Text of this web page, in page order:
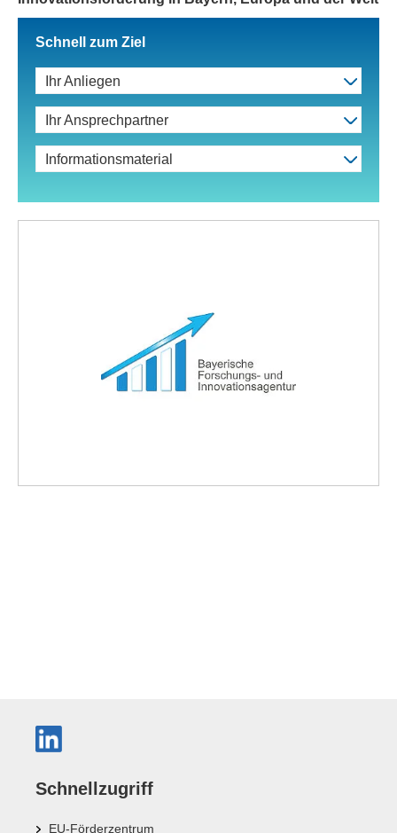
Schnell zum Ziel
Ihr Anliegen
Ihr Ansprechpartner
Informationsmaterial
Schnellzugriff
EU-Förderzentrum